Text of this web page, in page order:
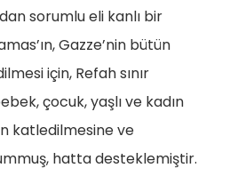
sorumlu eli kanlı bir
Gazze’nin bütün
için, Refah sınır
çocuk, yaşlı ve kadın
katledilmesine ve
hatta desteklemiştir.